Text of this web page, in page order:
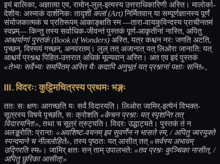
इयं बालिका, अज्ञात्वा एव, रामोन्-लुल्-इत्यस्य उत्तराधिकारिणी अस्ति। मालोर्का-
देशीयः अस्माकं दार्शनिकः तादृशीं कलां (Art) निर्मितवान् या सम्पूर्णज्ञानस्य पूर्णं
संयोजकात्मकं च प्रतिरूपम् आकाङ्क्षति स्म —तारा-वायकुविन्दस्य प्राचीनतमं
स्वप्नम्— किन्तु तस्य सर्वाधिक-जीवन्तं पुस्तकं पूर्ण-आकृतीनां नास्ति, अपितु
आश्चर्याणां पुस्तकं (Book of Wonders) अस्ति, यत्र कश्चन नरः जगति अटति,
पृच्छन्, विस्मयं गच्छन्, अनवरतम्। लुल् तत् अजानात् यत् लिओरा जानाति: यत्
आश्चर्यं प्रश्नश्च पिहित-उत्तरात् अधिकं मूल्यवान् अस्ति। अत एव इदं पुस्तकं
«तेभ्यः सर्वेभ्यः समर्पितम् अस्ति यैः कदापि अनुभूतं यत् प्रश्नानां पक्षाः सन्ति»。
III. विदरः: कुट्टिमचित्रस्य प्रथमः भङ्गः
ततः सः क्षणः आगच्छति यः सर्वं विदारयति। लिओरा जामिर्-इत्येनं विभक्त-
सूत्रस्य विषये पृच्छति, सः क्रोशति «केचन प्रश्नाः यत् स्पृशन्ति तत्
विदारयन्ति!», तथा च सूत्रं त्रुट्यति। विदरः उद्घाट्यते। पुस्तकं तं न
अलङ्करोति: प्रान्तः «अवशिष्ट-वयनम् इव सुवर्णेन न भासते स्म, / अपितु ज्वरयुक्ते
स्पन्दमाने च नीललोहिते», तस्य पृष्ठतः यत् आसीत् तत् «सर्वस्य अभावम्
उद्गिरति स्म» । जामिर् क्षतः सन् ताम् उपालभते: «तव प्रश्नः कुञ्चिका नासीत्, /
अपितु छुरिका आसीत्!»